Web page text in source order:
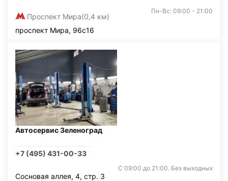
Проспект Мира(0,4 км)
Пн-Вс: 09:00 - 21:00
проспект Мира, 96с16
Автосервис Зеленоград
+7 (495) 431-00-33
С 09:00 до 21:00. Без выходных
Сосновая аллея, 4, стр. 3